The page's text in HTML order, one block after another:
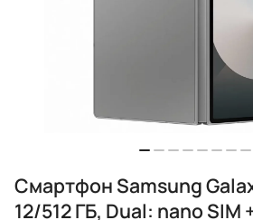
Смартфон Samsung
12/512 ГБ, Dual: nano SIM